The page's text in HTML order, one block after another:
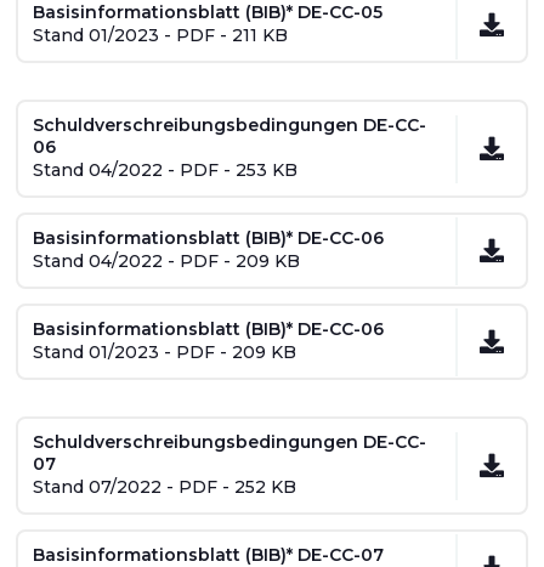
Basisinformationsblatt (BIB)* DE-CC-05
Stand 01/2023 - PDF - 211 KB
Schuldverschreibungsbedingungen DE-CC-
06
Stand 04/2022 - PDF - 253 KB
Basisinformationsblatt (BIB)* DE-CC-06
Stand 04/2022 - PDF - 209 KB
Basisinformationsblatt (BIB)* DE-CC-06
Stand 01/2023 - PDF - 209 KB
Schuldverschreibungsbedingungen DE-CC-
07
Stand 07/2022 - PDF - 252 KB
Basisinformationsblatt (BIB)* DE-CC-07